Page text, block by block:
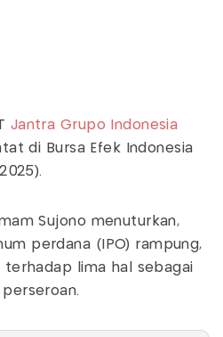
Jantra Grupo Indonesia
di Bursa Efek Indonesia
Sujono menuturkan,
perdana (IPO) rampung,
lima hal sebagai